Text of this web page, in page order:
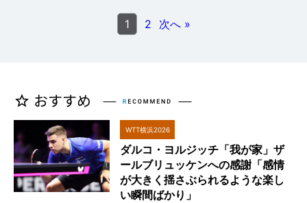
1 2 次へ »
WTT横浜2026
ダルコ・ヨルジッチ「我が家」ザ
ールブリュッケンへの感謝「感情
が大きく揺さぶられるような楽し
い瞬間ばかり」